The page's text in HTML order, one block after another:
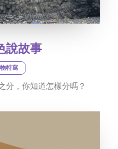
說故事
特寫
分，你知道怎樣分嗎？